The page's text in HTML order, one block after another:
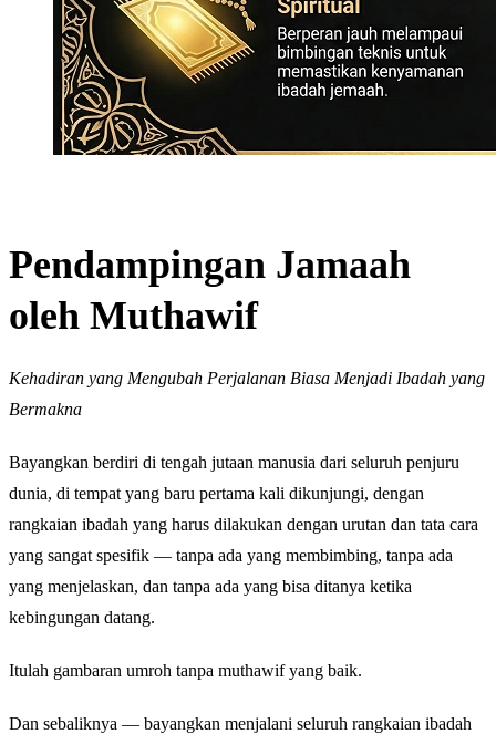
Pendampingan Jamaah
oleh Muthawif
Kehadiran yang Mengubah Perjalanan Biasa Menjadi Ibadah yang
Bermakna
Bayangkan berdiri di tengah jutaan manusia dari seluruh penjuru
dunia, di tempat yang baru pertama kali dikunjungi, dengan
rangkaian ibadah yang harus dilakukan dengan urutan dan tata cara
yang sangat spesifik — tanpa ada yang membimbing, tanpa ada
yang menjelaskan, dan tanpa ada yang bisa ditanya ketika
kebingungan datang.
Itulah gambaran umroh tanpa muthawif yang baik.
Dan sebaliknya — bayangkan menjalani seluruh rangkaian ibadah